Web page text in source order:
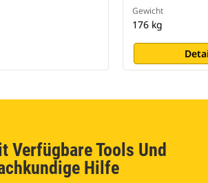
Gewicht
176 kg
Verfügbare Tools Und
Hilfe